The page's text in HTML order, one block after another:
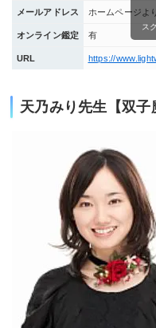
メールアドレス ホームページよ
オンライン鑑定 有
URL https://
ス
天乃みり先生【双子